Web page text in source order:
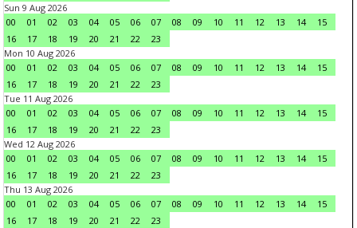
Sun 9 Aug 2026
00
01 02 03 04 05 06 07 08 09 10 11 12 13 14
15
16
17 18 19 20 21 22
23
Mon 10 Aug 2026
00
01 02 03 04 05 06 07 08 09 10 11 12 13 14
15
16
17 18 19 20 21 22
23
Tue 11 Aug 2026
00
01 02 03 04 05 06 07 08 09 10 11 12 13 14
15
16
17 18 19 20 21 22
23
Wed 12 Aug 2026
00
01 02 03 04 05 06 07 08 09 10 11 12 13 14
15
16
17 18 19 20 21 22
23
Thu 13 Aug 2026
00
01 02 03 04 05 06 07 08 09 10 11 12 13 14
15
16
17 18 19 20 21 22
23